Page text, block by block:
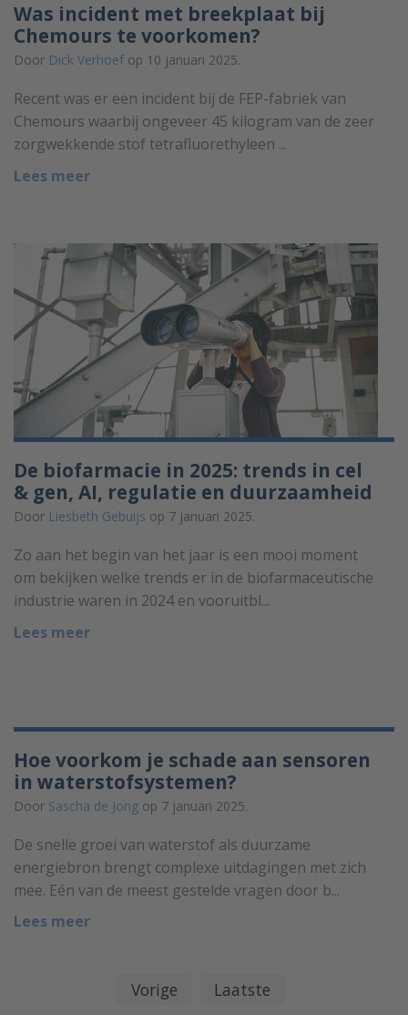
Was incident met breekplaat bij
Chemours te voorkomen?
Door Dick Verhoef op 10 januari 2025.
Recent was er een incident bij de FEP-fabriek van
Chemours waarbij ongeveer 45 kilogram van de zeer
zorgwekkende stof tetrafluorethyleen ...
Lees meer
De biofarmacie in 2025: trends in cel
& gen, AI, regulatie en duurzaamheid
Door Liesbeth Gebuijs op 7 januari 2025.
Zo aan het begin van het jaar is een mooi moment
om bekijken welke trends er in de biofarmaceutische
industrie waren in 2024 en vooruitbl...
Lees meer
Hoe voorkom je schade aan sensoren
in waterstofsystemen?
Door Sascha de Jong op 7 januari 2025.
De snelle groei van waterstof als duurzame
energiebron brengt complexe uitdagingen met zich
mee. Eén van de meest gestelde vragen door b...
Lees meer
Vorige Laatste